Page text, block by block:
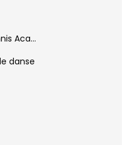
Aca...
danse